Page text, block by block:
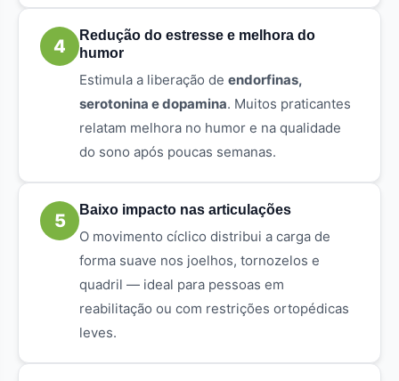
4
Redução do estresse e melhora do
humor
Estimula a liberação de endorfinas,
serotonina e dopamina. Muitos praticantes
relatam melhora no humor e na qualidade
do sono após poucas semanas.
5
Baixo impacto nas articulações
O movimento cíclico distribui a carga de
forma suave nos joelhos, tornozelos e
quadril — ideal para pessoas em
reabilitação ou com restrições ortopédicas
leves.